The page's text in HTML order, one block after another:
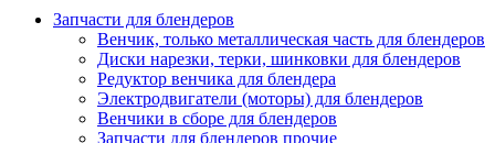
Запчасти для блендеров
Венчик, только металлическая часть для блендеров
Диски нарезки, терки, шинковки для блендеров
Редуктор венчика для блендера
Электродвигатели (моторы) для блендеров
Венчики в сборе для блендеров
Запчасти для блендеров прочие